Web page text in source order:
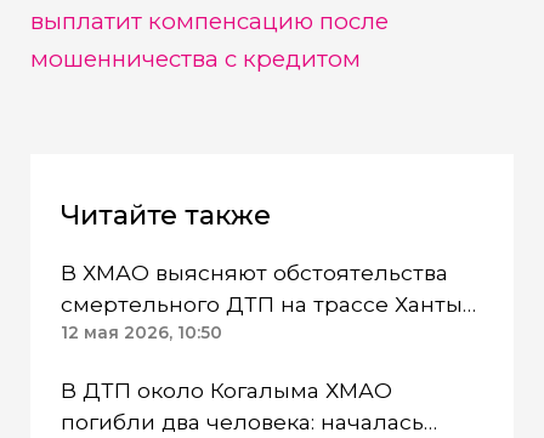
выплатит компенсацию после
мошенничества с кредитом
Читайте также
В ХМАО выясняют обстоятельства
смертельного ДТП на трассе Ханты-
Мансийск — Тюмень
12 мая 2026, 10:50
В ДТП около Когалыма ХМАО
погибли два человека: началась